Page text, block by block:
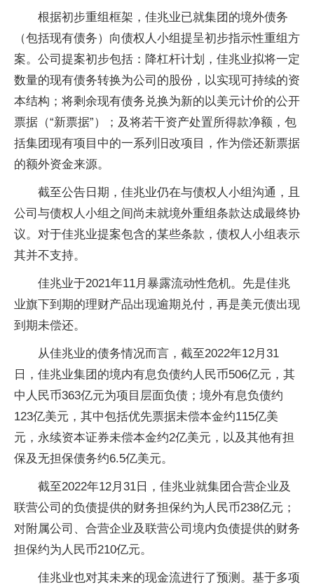
根据初步重组框架，佳兆业已就集团的境外债务
（包括现有债务）向债权人小组提呈初步指示性重组方
案。公司提案初步包括：降杠杆计划，佳兆业拟将一定
数量的现有债务转换为公司的股份，以实现可持续的资
本结构；将剩余现有债务兑换为新的以美元计价的公开
票据（“新票据”）；及将若干资产处置所得款净额，包
括集团现有项目中的一系列旧改项目，作为偿还新票据
的额外资金来源。
截至公告日期，佳兆业仍在与债权人小组沟通，且
公司与债权人小组之间尚未就境外重组条款达成最终协
议。对于佳兆业提案包含的某些条款，债权人小组表示
其并不支持。
佳兆业于2021年11月暴露流动性危机。先是佳兆
业旗下到期的理财产品出现逾期兑付，再是美元债出现
到期未偿还。
从佳兆业的债务情况而言，截至2022年12月31
日，佳兆业集团的境内有息负债约人民币506亿元，其
中人民币363亿元为项目层面负债；境外有息负债约
123亿美元，其中包括优先票据未偿本金约115亿美
元，永续资本证券未偿本金约2亿美元，以及其他有担
保及无担保债务约6.5亿美元。
截至2022年12月31日，佳兆业就集团合营企业及
联营公司的负债提供的财务担保约为人民币238亿元；
对附属公司、合营企业及联营公司境内负债提供的财务
担保约为人民币210亿元。
佳兆业也对其未来的现金流进行了预测。基于多项